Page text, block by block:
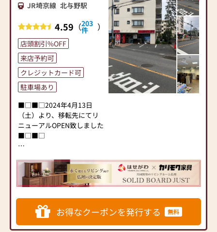
JR埼京線 北与野駅
4.59 （203
件 ）
店頭割引%OFF
来店予約可
クレジットカード可
駐車場あり
■□■□2024年4月13日
（土）より、移転先にてリ
ニューアルOPEN致しました
■□■□
合わせてしあわせ なーむ
ー」のCMでおなじみ。仏壇
販売のリーディングカンパ
ニー
▶「カリモク家具」など国
内家具専門メーカーと、モ
ダンなインテリアにマッチ
お得なクーポンを発行する 無料